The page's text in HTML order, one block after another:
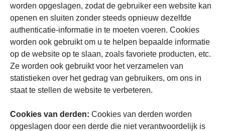
worden opgeslagen, zodat de gebruiker een website kan
openen en sluiten zonder steeds opnieuw dezelfde
authenticatie-informatie in te moeten voeren. Cookies
worden ook gebruikt om u te helpen bepaalde informatie
op de website op te slaan, zoals favoriete producten, etc.
Ze worden ook gebruikt voor het verzamelen van
statistieken over het gedrag van gebruikers, om ons in
staat te stellen de website te verbeteren.
Cookies van derden: Cookies van derden worden
opgeslagen door een derde die niet verantwoordelijk is